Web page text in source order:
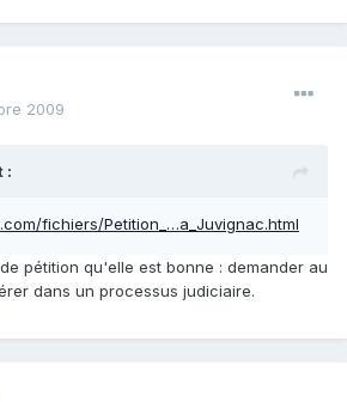
2009
:
fichiers/Petition_…a_Juvignac.html
pétition qu'elle est bonne : demander au
dans un processus judiciaire.